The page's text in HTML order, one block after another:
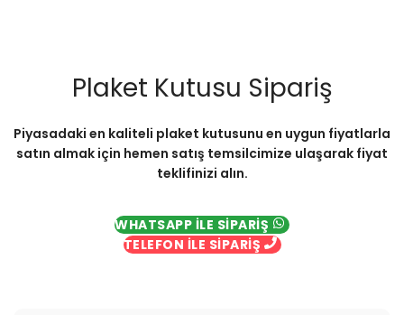
Plaket Kutusu Sipariş
Piyasadaki en kaliteli plaket kutusunu en uygun fiyatlarla
satın almak için hemen satış temsilcimize ulaşarak fiyat
teklifinizi alın.
WHATSAPP İLE SİPARİŞ
TELEFON İLE SİPARİŞ